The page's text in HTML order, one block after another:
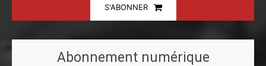
S'ABONNER
Abonnement numérique